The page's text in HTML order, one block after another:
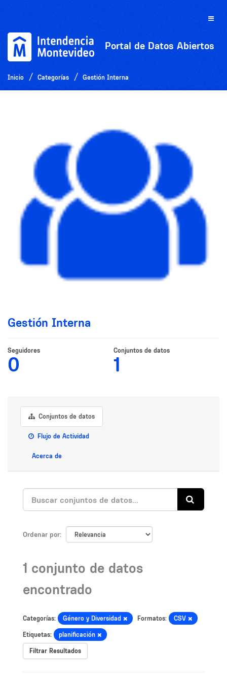
Toggle
Portal de Datos Abiertos
Inicio Categorías Gestión Interna
Gestión Interna
Seguidores
0
Conjuntos de datos
1
Conjuntos de datos
Flujo de Actividad
Acerca de
Ordenar por
1 conjunto de datos
encontrado
Categorías: Género y Diversidad Formatos: CSV
Etiquetas: planificación
Filtrar Resultados